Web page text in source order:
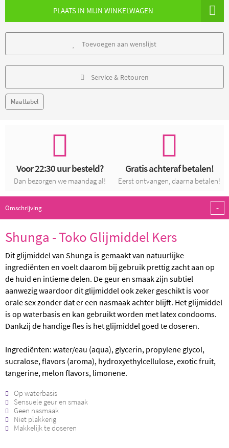
PLAATS IN MIJN WINKELWAGEN
Toevoegen aan wenslijst
Service & Retouren
Maattabel
Voor 22:30 uur besteld?
Dan bezorgen we maandag al!
Gratis achteraf betalen!
Eerst ontvangen, daarna betalen!
Omschrijving -
Shunga - Toko Glijmiddel Kers
Dit glijmiddel van Shunga is gemaakt van natuurlijke
ingrediënten en voelt daarom bij gebruik prettig zacht aan op
de huid en intieme delen. De geur en smaak zijn subtiel
aanwezig waardoor dit glijmiddel ook zeker geschikt is voor
orale sex zonder dat er een nasmaak achter blijft. Het glijmiddel
is op waterbasis en kan gebruikt worden met latex condooms.
Dankzij de handige fles is het glijmiddel goed te doseren.
Ingrediënten: water/eau (aqua), glycerin, propylene glycol,
sucralose, flavors (aroma), hydroxyethylcellulose, exotic fruit,
tangerine, melon flavors, limonene.
Op waterbasis
Sensuele geur en smaak
Geen nasmaak
Niet plakkerig
Makkelijk te doseren